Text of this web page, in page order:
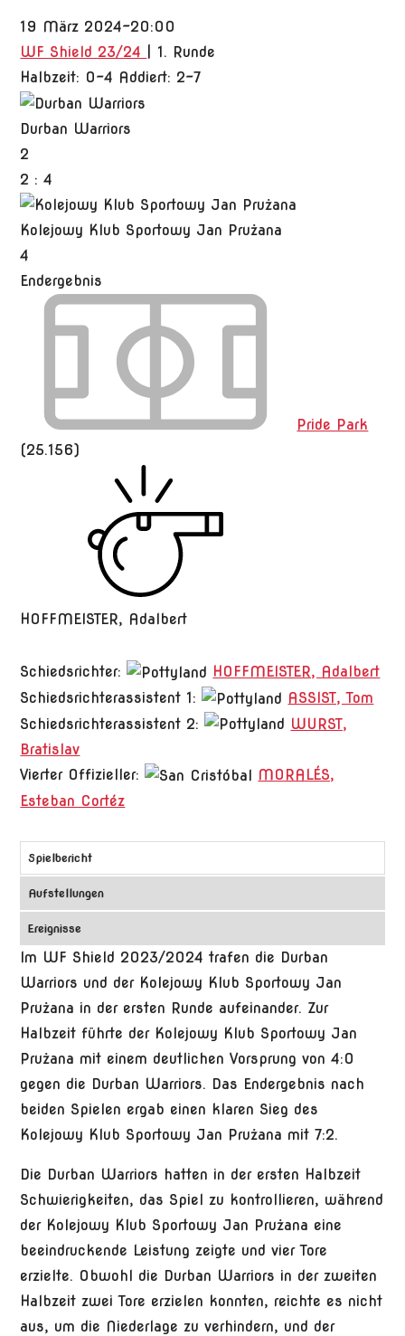
19 März 2024-20:00
WF Shield 23/24
| 1. Runde
Halbzeit: 0-4 Addiert: 2-7
Durban Warriors
2
2 : 4
Kolejowy Klub Sportowy Jan Prużana
4
Endergebnis
Pride Park
(25.156)
HOFFMEISTER, Adalbert
Schiedsrichter:
HOFFMEISTER, Adalbert
Schiedsrichterassistent 1:
ASSIST, Tom
Schiedsrichterassistent 2:
WURST,
Bratislav
Vierter Offizieller:
MORALÉS,
Esteban Cortéz
Spielbericht
Aufstellungen
Ereignisse
Im WF Shield 2023/2024 trafen die Durban
Warriors und der Kolejowy Klub Sportowy Jan
Prużana in der ersten Runde aufeinander. Zur
Halbzeit führte der Kolejowy Klub Sportowy Jan
Prużana mit einem deutlichen Vorsprung von 4:0
gegen die Durban Warriors. Das Endergebnis nach
beiden Spielen ergab einen klaren Sieg des
Kolejowy Klub Sportowy Jan Prużana mit 7:2.
Die Durban Warriors hatten in der ersten Halbzeit
Schwierigkeiten, das Spiel zu kontrollieren, während
der Kolejowy Klub Sportowy Jan Prużana eine
beeindruckende Leistung zeigte und vier Tore
erzielte. Obwohl die Durban Warriors in der zweiten
Halbzeit zwei Tore erzielen konnten, reichte es nicht
aus, um die Niederlage zu verhindern, und der